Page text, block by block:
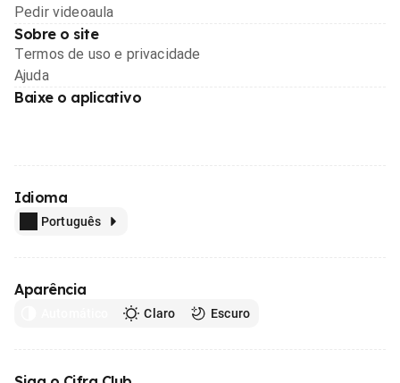
Pedir videoaula
Sobre o site
Termos de uso e privacidade
Ajuda
Baixe o aplicativo
Idioma
Português
Aparência
Claro Escuro